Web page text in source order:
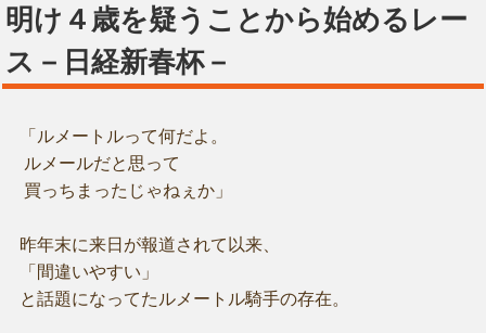
明け４歳を疑うことから始めるレー
ス－日経新春杯－
「ルメートルって何だよ。
ルメールだと思って
買っちまったじゃねぇか」
昨年末に来日が報道されて以来、
「間違いやすい」
と話題になってたルメートル騎手の存在。